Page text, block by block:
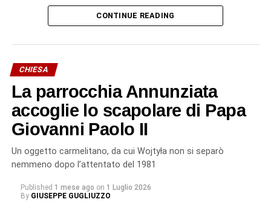
celebrazione sobria, raccolta e carica di emozione.
Durante la processione, partita dalla Chiesa
soccorritori ancora impegnati nelle operazioni successive
al disastro.
Il corteo ha quindi raggiunto la Basilica Cattedrale, dove
mons. Santo Rocco Gangemi, nunzio apostolico in
Serbia, ha presieduto la solenne celebrazione eucaristica
alla presenza dei fedeli, delle delegazioni, dei circoli e
delle confraternite provenienti da diverse realtà della
presenza non rappresenta soltanto un gesto di devozione,
CONTINUE READING
CHIESA
La parrocchia Annunziata
accoglie lo scapolare di Papa
Giovanni Paolo II
Un oggetto carmelitano, da cui Wojtyła non si separò
nemmeno dopo l’attentato del 1981
Published 1 mese ago on 1 Luglio 2026
By GIUSEPPE GUGLIUZZO